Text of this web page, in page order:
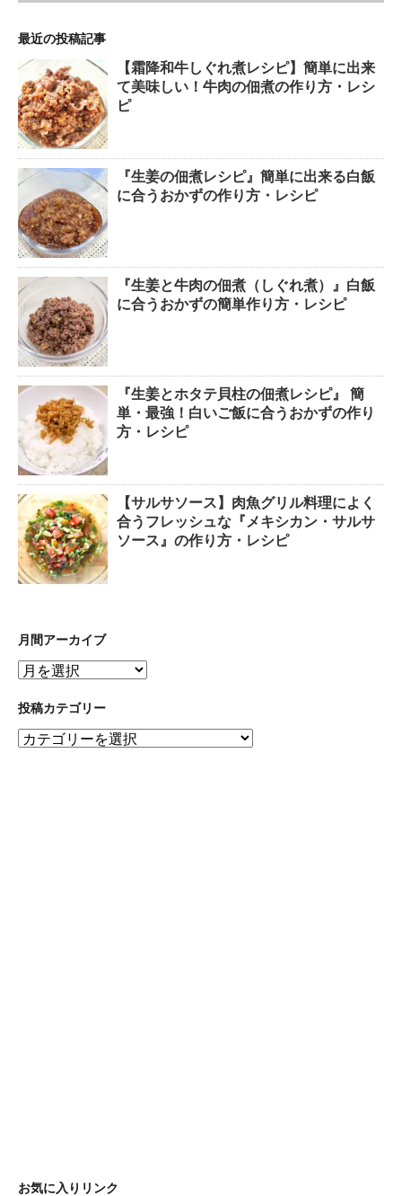
最近の投稿記事
【霜降和牛しぐれ煮レシピ】簡単に出来
て美味しい！牛肉の佃煮の作り方・レシ
ピ
『生姜の佃煮レシピ』簡単に出来る白飯
に合うおかずの作り方・レシピ
『生姜と牛肉の佃煮（しぐれ煮）』白飯
に合うおかずの簡単作り方・レシピ
『生姜とホタテ貝柱の佃煮レシピ』 簡
単・最強！白いご飯に合うおかずの作り
方・レシピ
【サルサソース】肉魚グリル料理によく
合うフレッシュな『メキシカン・サルサ
ソース』の作り方・レシピ
月間アーカイブ
月
ア
カ
投稿カテゴリー
投
お気に入りリンク